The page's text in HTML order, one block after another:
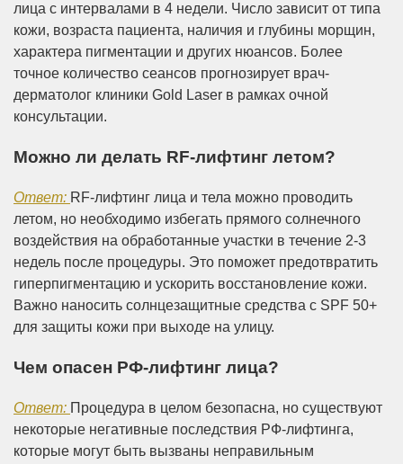
лица с интервалами в 4 недели. Число зависит от типа
кожи, возраста пациента, наличия и глубины морщин,
характера пигментации и других нюансов. Более
точное количество сеансов прогнозирует врач-
дерматолог клиники Gold Laser в рамках очной
консультации.
Можно ли делать RF-лифтинг летом?
Ответ: RF-лифтинг лица и тела можно проводить
летом, но необходимо избегать прямого солнечного
воздействия на обработанные участки в течение 2-3
недель после процедуры. Это поможет предотвратить
гиперпигментацию и ускорить восстановление кожи.
Важно наносить солнцезащитные средства с SPF 50+
для защиты кожи при выходе на улицу.
Чем опасен РФ-лифтинг лица?
Ответ: Процедура в целом безопасна, но существуют
некоторые негативные последствия РФ-лифтинга,
которые могут быть вызваны неправильным